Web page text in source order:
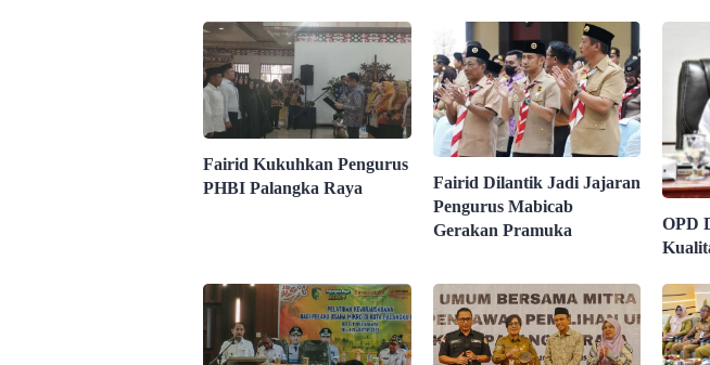
Fairid Kukuhkan Pengurus
PHBI Palangka Raya
Fairid Dilantik Jadi Jajaran
Pengurus Mabicab
Gerakan Pramuka
OPD